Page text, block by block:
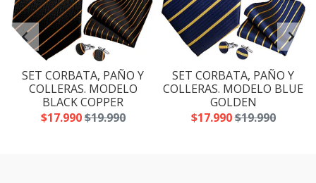
SET CORBATA, PAÑO Y
COLLERAS. MODELO
BLACK COPPER
$17.990$19.990
SET CORBATA, PAÑO Y
COLLERAS. MODELO BLUE
GOLDEN
$17.990$19.990